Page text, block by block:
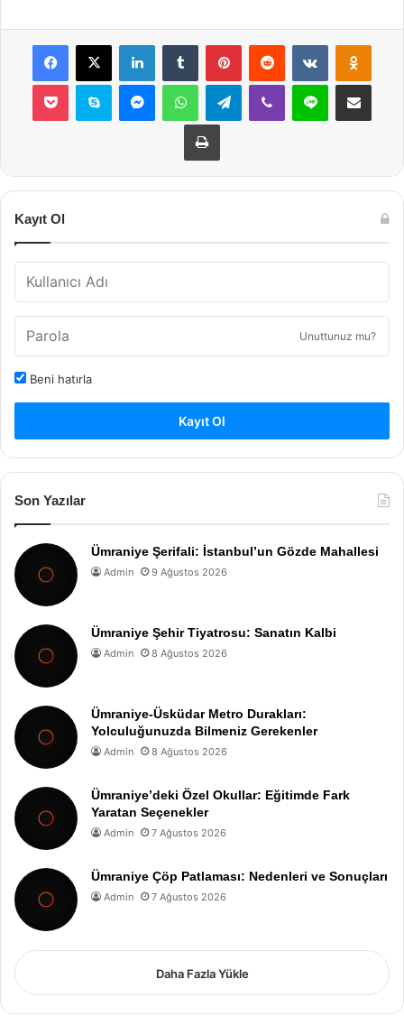
Facebook
X LinkedInTumblr PinterestReddit VKontakte
Pocket Skype MessengerWhatsAppTelegramViber Line E-Posta ile
Yazdır
Kayıt Ol
Unuttunuz mu?
Beni hatırla
Kayıt Ol
Son Yazılar
Ümraniye Şerifali: İstanbul’un Gözde Mahallesi
Admin 9 Ağustos 2026
Ümraniye Şehir Tiyatrosu: Sanatın Kalbi
Admin 8 Ağustos 2026
Ümraniye-Üsküdar Metro Durakları:
Yolculuğunuzda Bilmeniz Gerekenler
Admin 8 Ağustos 2026
Ümraniye’deki Özel Okullar: Eğitimde Fark
Yaratan Seçenekler
Admin 7 Ağustos 2026
Ümraniye Çöp Patlaması: Nedenleri ve Sonuçları
Admin 7 Ağustos 2026
Daha Fazla Yükle